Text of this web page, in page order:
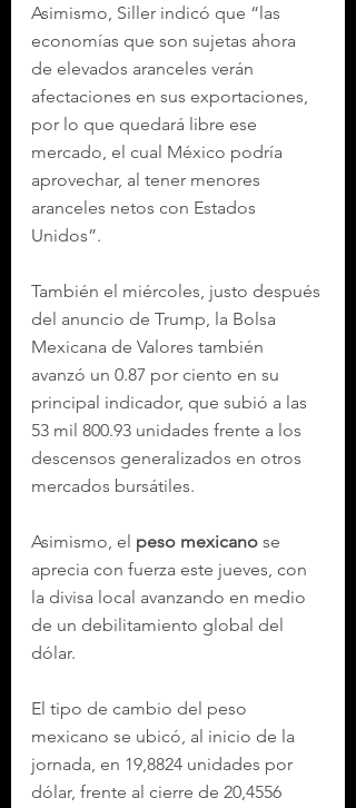
Asimismo, Siller indicó que “las
economías que son sujetas ahora
de elevados aranceles verán
afectaciones en sus exportaciones,
por lo que quedará libre ese
mercado, el cual México podría
aprovechar, al tener menores
aranceles netos con Estados
Unidos”.
También el miércoles, justo después
del anuncio de Trump, la Bolsa
Mexicana de Valores también
avanzó un 0.87 por ciento en su
principal indicador, que subió a las
53 mil 800.93 unidades frente a los
descensos generalizados en otros
mercados bursátiles.
Asimismo, el peso mexicano se
aprecia con fuerza este jueves, con
la divisa local avanzando en medio
de un debilitamiento global del
dólar.
El tipo de cambio del peso
mexicano se ubicó, al inicio de la
jornada, en 19,8824 unidades por
dólar, frente al cierre de 20,4556